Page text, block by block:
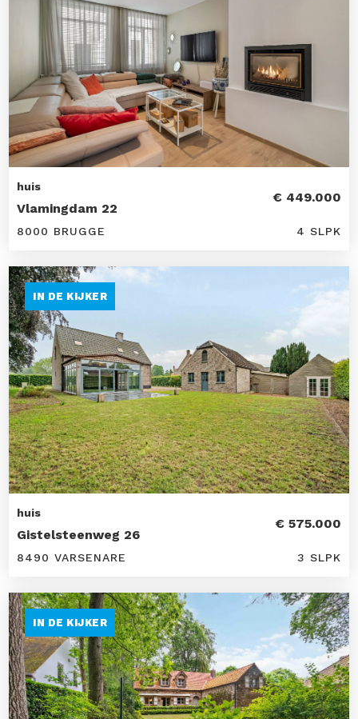
huis
Vlamingdam 22
€ 449.000
8000 BRUGGE 4 SLPK
IN DE KIJKER
huis
Gistelsteenweg 26
€ 575.000
8490 VARSENARE 3 SLPK
IN DE KIJKER